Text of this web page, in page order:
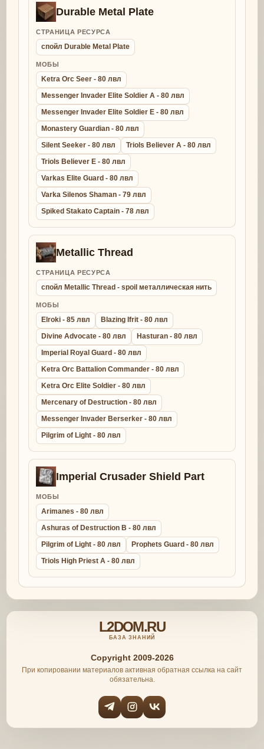
Durable Metal Plate
СТРАНИЦА РЕСУРСА
спойл Durable Metal Plate
МОБЫ
Ketra Orc Seer - 80 лвл
Messenger Invader Elite Soldier A - 80 лвл
Messenger Invader Elite Soldier E - 80 лвл
Monastery Guardian - 80 лвл
Silent Seeker - 80 лвл
Triols Believer A - 80 лвл
Triols Believer E - 80 лвл
Varkas Elite Guard - 80 лвл
Varka Silenos Shaman - 79 лвл
Spiked Stakato Captain - 78 лвл
Metallic Thread
СТРАНИЦА РЕСУРСА
спойл Metallic Thread - spoil металлическая нить
МОБЫ
Elroki - 85 лвл
Blazing Ifrit - 80 лвл
Divine Advocate - 80 лвл
Hasturan - 80 лвл
Imperial Royal Guard - 80 лвл
Ketra Orc Battalion Commander - 80 лвл
Ketra Orc Elite Soldier - 80 лвл
Mercenary of Destruction - 80 лвл
Messenger Invader Berserker - 80 лвл
Pilgrim of Light - 80 лвл
Imperial Crusader Shield Part
МОБЫ
Arimanes - 80 лвл
Ashuras of Destruction B - 80 лвл
Pilgrim of Light - 80 лвл
Prophets Guard - 80 лвл
Triols High Priest A - 80 лвл
L2DOM.RU
БАЗА ЗНАНИЙ
Copyright 2009-2026
При копировании материалов активная обратная ссылка на сайт
обязательна.